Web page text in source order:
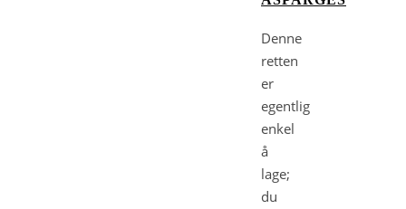
Denne
retten
er
egentlig
enkel
å
lage;
du